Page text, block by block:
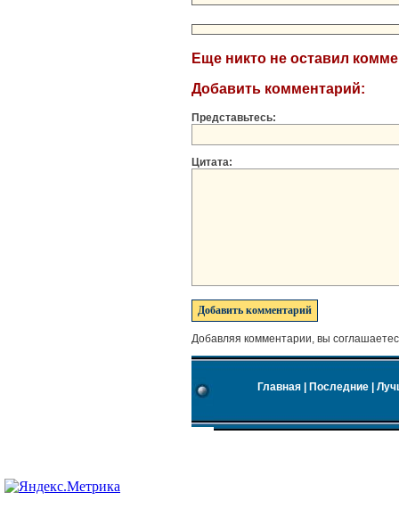
Еще никто не оставил
Добавить комментарий:
Представьтесь:
Цитата:
Добавляя комментарии, вы
Главная Последние